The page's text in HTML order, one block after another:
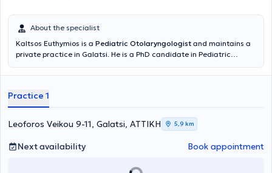
About the specialist
Kaltsos Euthymios is a Pediatric Otolaryngologist and maintains a
private practice in Galatsi. He is a PhD candidate in Pediatric
Kapodistrian University of Athens and holds a postgraduate
Additionally, he holds a medical degree from Aristotle University
and has received further training at the University Otolaryngology
Clinic of Innsbruck, Austria, focusing on Pediatric Otolaryngologic
Surgery and Head and Neck Surgery. He serves as the Deputy
Director of the Otolaryngology Clinic at the Pediatric Medical
Center of Athens and collaborates with Gaia Maternity Hospital. In
Practice 1
Leoforos Veikou 9-11, Galatsi, ΑΤΤΙΚΗ 5,9 km
Next availability Book appointment